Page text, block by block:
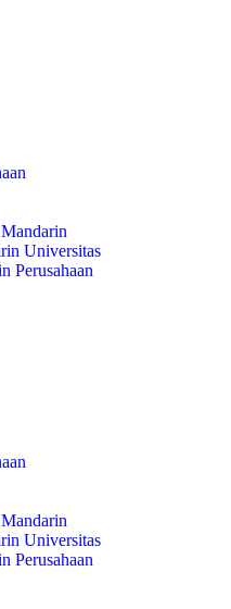
Universitas
Perusahaan
Universitas
Perusahaan